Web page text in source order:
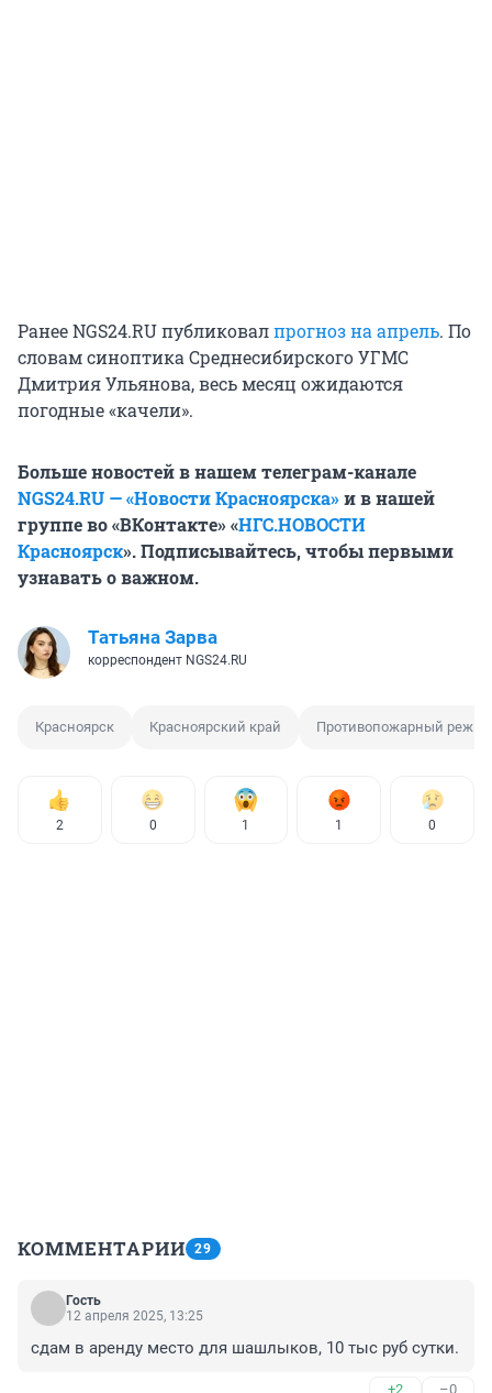
Ранее NGS24.RU публиковалпрогноз на апрель. По
словам синоптика Среднесибирского УГМС
Дмитрия Ульянова, весь месяц ожидаются
погодные «качели».
Больше новостей в нашем телеграм-канале
NGS24.RU — «Новости Красноярска»и в нашей
группе во «ВКонтакте» «НГС.НОВОСТИ
Красноярск». Подписывайтесь, чтобы первыми
узнавать о важном.
Татьяна Зарва
корреспондент NGS24.RU
Красноярск Красноярский край Противопожарный режим
2 0 1 1 0
КОММЕНТАРИИ 29
Гость
12 апреля 2025, 13:25
сдам в аренду место для шашлыков, 10 тыс руб сутки.
+2 –0